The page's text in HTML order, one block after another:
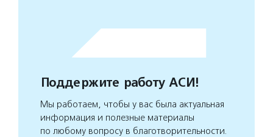
Поддержите работу АСИ!
Мы работаем, чтобы у вас была актуальная
информация и полезные материалы
по любому вопросу в благотворительности.